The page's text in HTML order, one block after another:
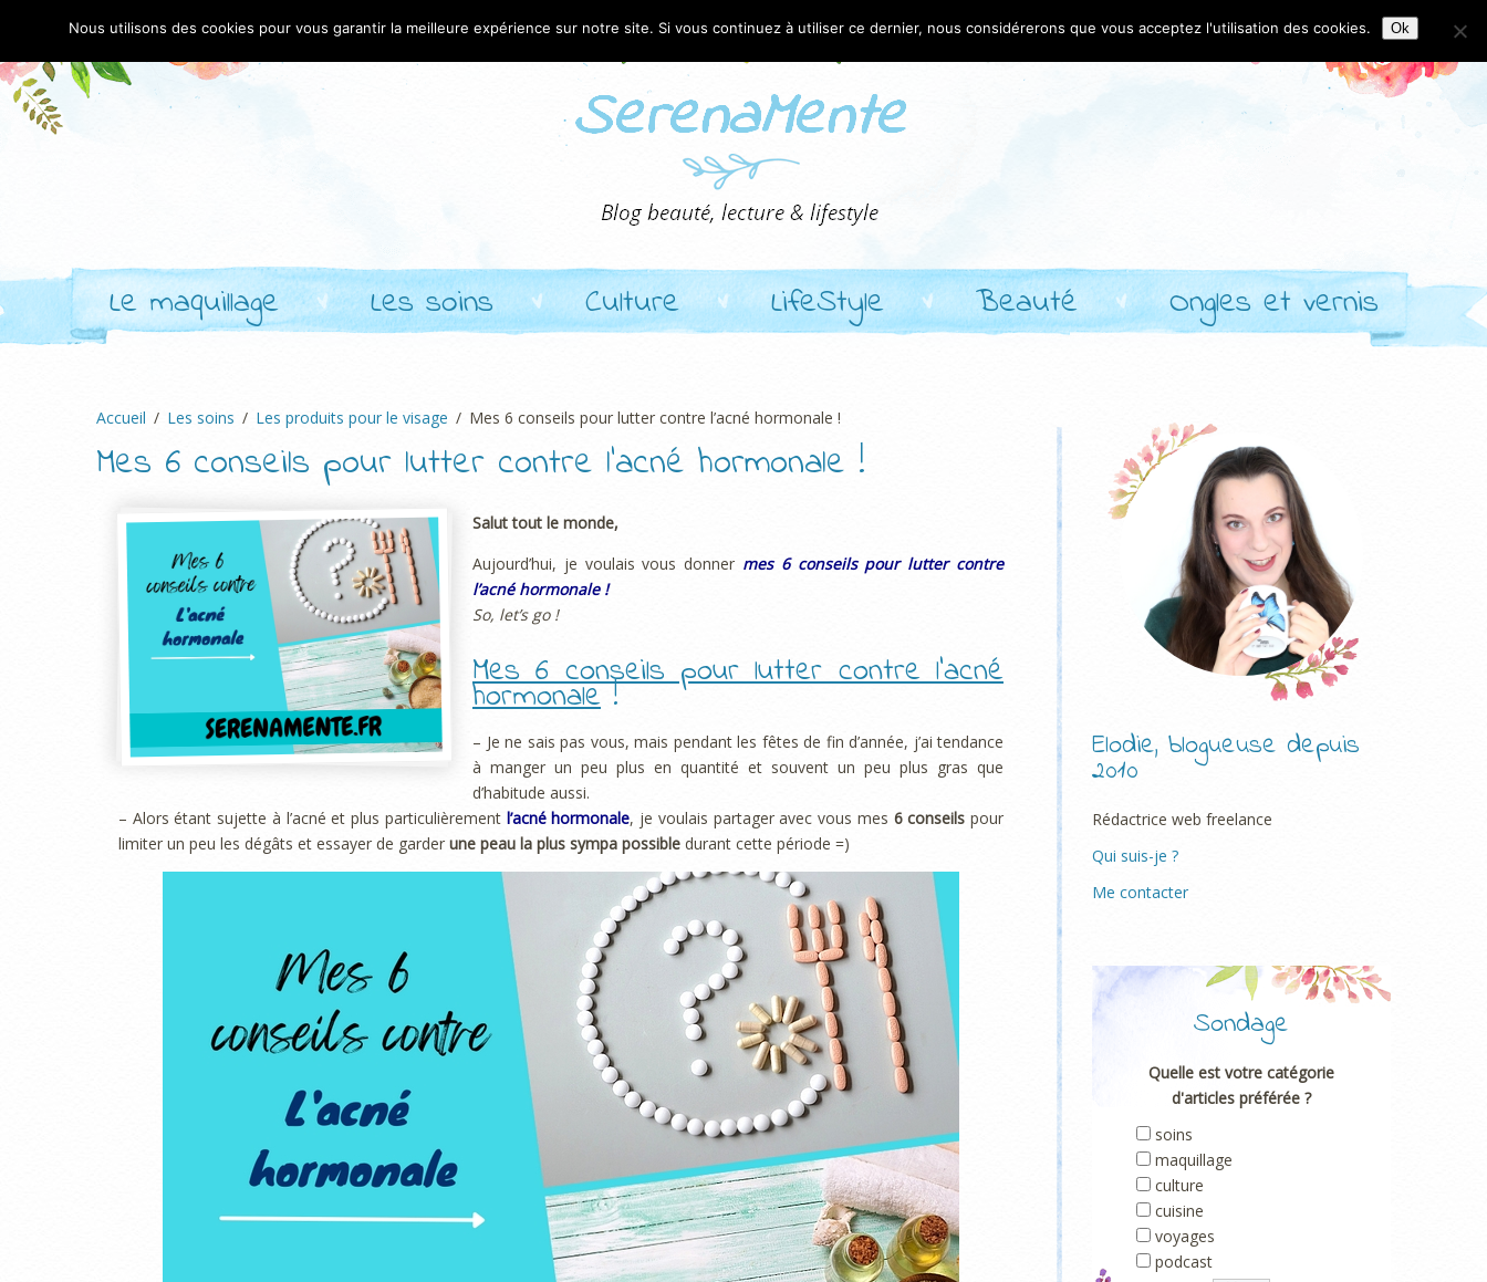
Le maquillage Les soins Culture LifeStyle Beauté Ongles et vernis
Accueil Les soins Les produits pour le visage Mes 6 conseils pour lutter contre l’acné hormonale !
Mes 6 conseils pour lutter contre l’acné hormonale !
Salut tout le monde,
Aujourd’hui, je voulais vous donner mes 6 conseils pour lutter contre
l’acné hormonale !
So, let’s go !
Mes 6 conseils pour lutter contre l’acné
hormonale!
– Je ne sais pas vous, mais pendant les fêtes de fin d’année, j’ai tendance
à manger un peu plus en quantité et souvent un peu plus gras que
d’habitude aussi.
– Alors étant sujette à l’acné et plus particulièrementl’acné hormonale, je voulais partager avec vous mes 6 conseils pour
limiter un peu les dégâts et essayer de garder une peau la plus sympa possible durant cette période =)
Elodie, blogueuse depuis
2010
Rédactrice web freelance
Qui suis-je ?
Me contacter
Sondage
Quelle est votre catégorie
d'articles préférée ?
soins
maquillage
culture
cuisine
voyages
podcast
Nous utilisons des cookies pour vous garantir la meilleure expérience sur notre site. Si vous continuez à utiliser ce dernier, nous considérerons que vous acceptez l'utilisation des cookies. Ok